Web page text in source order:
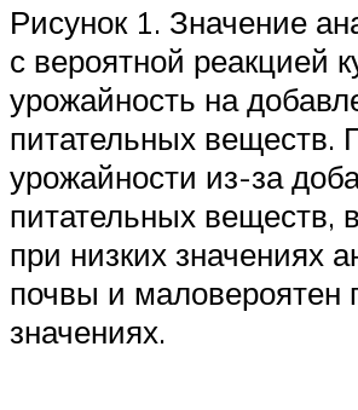
Рисунок 1. Значение
с вероятной реакцией
урожайность на
питательных
урожайности из-за
питательных веществ,
при низких значениях
почвы и маловероятен
значениях.